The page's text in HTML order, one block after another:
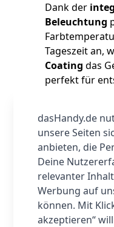
Dank der
Beleuchtung
Tageszeit an,
Coating das
perfekt für
Polymer-Akku
1.500 mAh
Akkulaufzeit,
deine
kannst. Mit
von 16 GB
colorPlatz für
dasHandy.de
unsere Seiten
anbieten, die
Deine
relevanter
Werbung auf
können. Mit
akzeptieren“